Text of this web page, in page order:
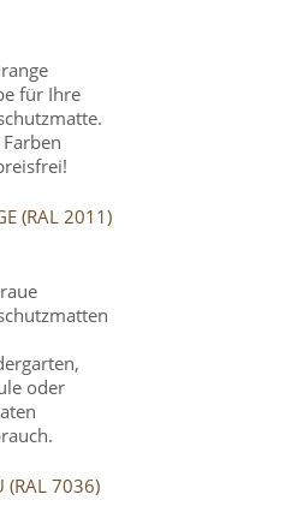
(RAL 2011)
(RAL 7036)